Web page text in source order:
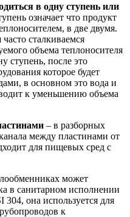
в одну ступень или
означает что продукт
в две двумя.
сталкиваемся
объема теплоносителя
ступень, после это
которое будет
в основном это вода и
к уменьшению объема
– в разборных
между пластинами от
для пищевых сред с
может
в санитарном исполнении
она используется для
к